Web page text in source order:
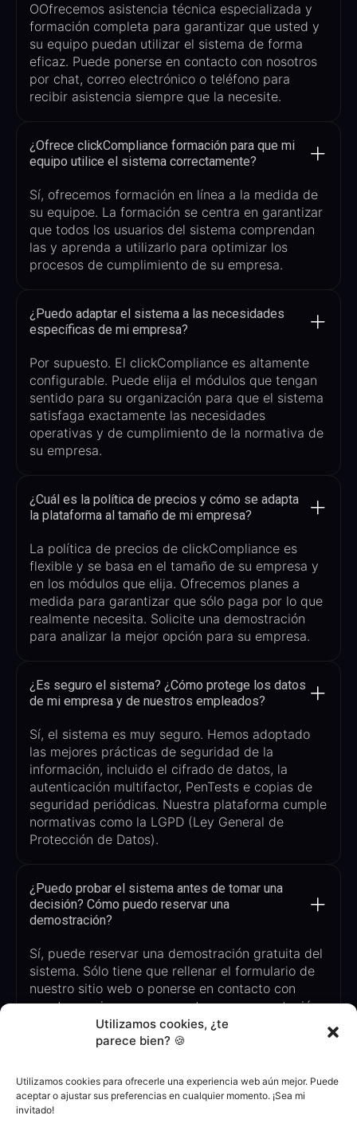
Utilizamos cookies, ¿te
parece bien? 🍪
Utilizamos cookies para ofrecerle una experiencia web aún mejor. Puede
aceptar o ajustar sus preferencias en cualquier momento. ¡Sea mi
invitado!
OOfrecemos asistencia técnica especializada y
formación completa para garantizar que usted y
su equipo puedan utilizar el sistema de forma
eficaz. Puede ponerse en contacto con nosotros
por chat, correo electrónico o teléfono para
recibir asistencia siempre que la necesite.
¿Ofrece clickCompliance formación para que mi
equipo utilice el sistema correctamente?
Sí, ofrecemos formación en línea a la medida de
su equipoe. La formación se centra en garantizar
que todos los usuarios del sistema comprendan
las y aprenda a utilizarlo para optimizar los
procesos de cumplimiento de su empresa.
¿Puedo adaptar el sistema a las necesidades
específicas de mi empresa?
Por supuesto. El clickCompliance es altamente
configurable. Puede elija el módulos que tengan
sentido para su organización para que el sistema
satisfaga exactamente las necesidades
operativas y de cumplimiento de la normativa de
su empresa.
¿Cuál es la política de precios y cómo se adapta
la plataforma al tamaño de mi empresa?
La política de precios de clickCompliance es
flexible y se basa en el tamaño de su empresa y
en los módulos que elija. Ofrecemos planes a
medida para garantizar que sólo paga por lo que
realmente necesita. Solicite una demostración
para analizar la mejor opción para su empresa.
¿Es seguro el sistema? ¿Cómo protege los datos
de mi empresa y de nuestros empleados?
Sí, el sistema es muy seguro. Hemos adoptado
las mejores prácticas de seguridad de la
información, incluido el cifrado de datos, la
autenticación multifactor, PenTests e copias de
seguridad periódicas. Nuestra plataforma cumple
normativas como la LGPD (Ley General de
Protección de Datos).
¿Puedo probar el sistema antes de tomar una
decisión? Cómo puedo reservar una
demostración?
Sí, puede reservar una demostración gratuita del
sistema. Sólo tiene que rellenar el formulario de
nuestro sitio web o ponerse en contacto con
nuestro equipo para concertar una presentación
personalizada adaptada a las necesidades de su
empresa. Durante la demostración, verá cómo la
conformidad.